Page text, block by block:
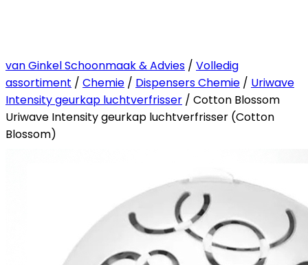
van Ginkel Schoonmaak & Advies / Volledig
assortiment / Chemie / Dispensers Chemie / Uriwave
Intensity geurkap luchtverfrisser / Cotton Blossom
Uriwave Intensity geurkap luchtverfrisser (Cotton
Blossom)